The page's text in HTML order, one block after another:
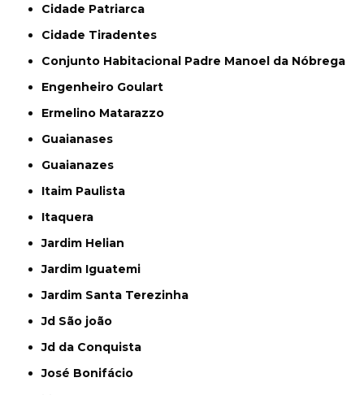
Cidade Patriarca
Cidade Tiradentes
Conjunto Habitacional Padre Manoel da Nóbrega
Engenheiro Goulart
Ermelino Matarazzo
Guaianases
Guaianazes
Itaim Paulista
Itaquera
Jardim Helian
Jardim Iguatemi
Jardim Santa Terezinha
Jd São joão
Jd da Conquista
José Bonifácio